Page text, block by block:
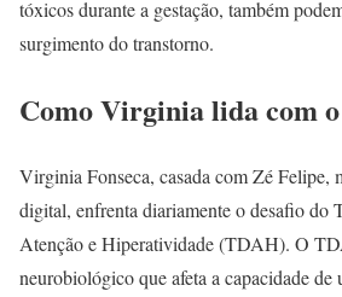
tóxicos durante a gestação, também
surgimento do transtorno.
Como Virginia lida com
Virginia Fonseca, casada com Zé Felipe,
digital, enfrenta diariamente o desafio do
Atenção e Hiperatividade (TDAH). O
neurobiológico que afeta a capacidade de